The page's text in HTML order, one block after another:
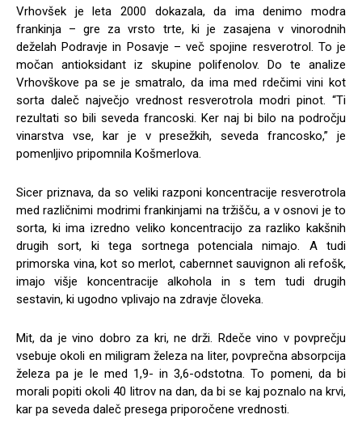
Vrhovšek je leta 2000 dokazala, da ima denimo modra
frankinja – gre za vrsto trte, ki je zasajena v vinorodnih
deželah Podravje in Posavje – več spojine resverotrol. To je
močan antioksidant iz skupine polifenolov. Do te analize
Vrhovškove pa se je smatralo, da ima med rdečimi vini kot
sorta daleč največjo vrednost resverotrola modri pinot. “Ti
rezultati so bili seveda francoski. Ker naj bi bilo na področju
vinarstva vse, kar je v presežkih, seveda francosko,” je
pomenljivo pripomnila Košmerlova.
Sicer priznava, da so veliki razponi koncentracije resverotrola
med različnimi modrimi frankinjami na tržišču, a v osnovi je to
sorta, ki ima izredno veliko koncentracijo za razliko kakšnih
drugih sort, ki tega sortnega potenciala nimajo. A tudi
primorska vina, kot so merlot, cabernnet sauvignon ali refošk,
imajo višje koncentracije alkohola in s tem tudi drugih
sestavin, ki ugodno vplivajo na zdravje človeka.
Mit, da je vino dobro za kri, ne drži. Rdeče vino v povprečju
vsebuje okoli en miligram železa na liter, povprečna absorpcija
železa pa je le med 1,9- in 3,6-odstotna. To pomeni, da bi
morali popiti okoli 40 litrov na dan, da bi se kaj poznalo na krvi,
kar pa seveda daleč presega priporočene vrednosti.